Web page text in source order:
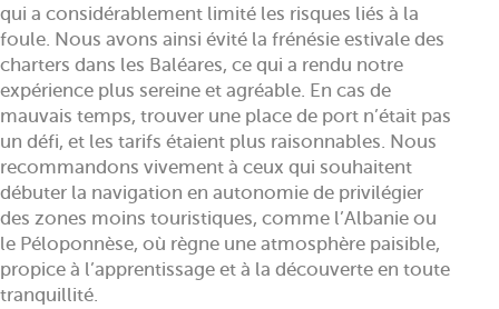
qui a considérablement limité les risques liés à la
foule. Nous avons ainsi évité la frénésie estivale des
charters dans les Baléares, ce qui a rendu notre
expérience plus sereine et agréable. En cas de
mauvais temps, trouver une place de port n’était pas
un défi, et les tarifs étaient plus raisonnables. Nous
recommandons vivement à ceux qui souhaitent
débuter la navigation en autonomie de privilégier
des zones moins touristiques, comme l’Albanie ou
le Péloponnèse, où règne une atmosphère paisible,
propice à l’apprentissage et à la découverte en toute
tranquillité.